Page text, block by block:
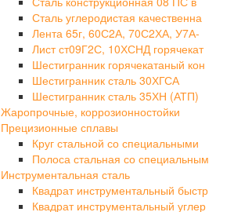
Сталь углеродистая качественна
Лента 65г, 60С2А, 70С2ХА, У7А-
Лист ст09Г2С, 10ХСНД горячекат
Шестигранник горячекатаный кон
Шестигранник сталь 30ХГСА
Шестигранник сталь 35ХН (АТП)
Жаропрочные, коррозионностойки
Прецизионные сплавы
Круг стальной со специальными
Полоса стальная со специальным
Инструментальная сталь
Квадрат инструментальный быстр
Квадрат инструментальный углер